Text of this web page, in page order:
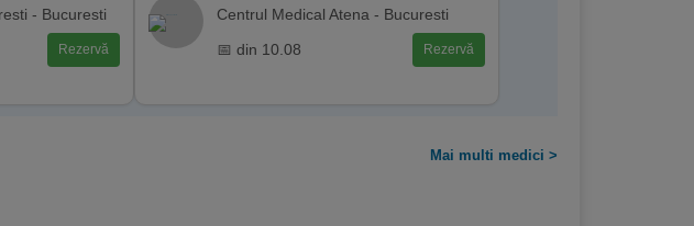
- Bucuresti
Rezervă
Centrul Medical Atena - Bucuresti
📅 din 10.08 Rezervă
Mai multi medici >